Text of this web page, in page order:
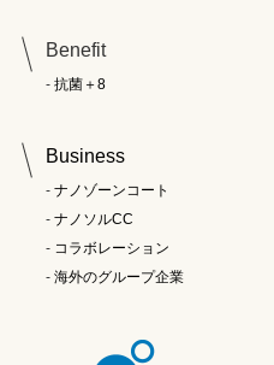
Benefit
抗菌＋8
Business
ナノゾーンコート
ナノソルCC
コラボレーション
海外のグループ企業